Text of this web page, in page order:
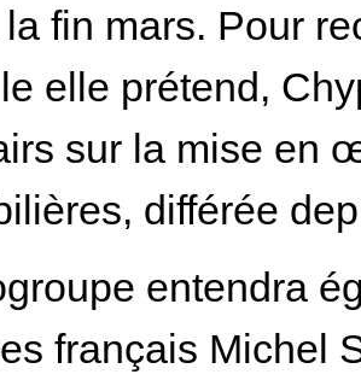
la fin mars. Pour
elle prétend,
sur la mise en
différée
entendra
français Michel